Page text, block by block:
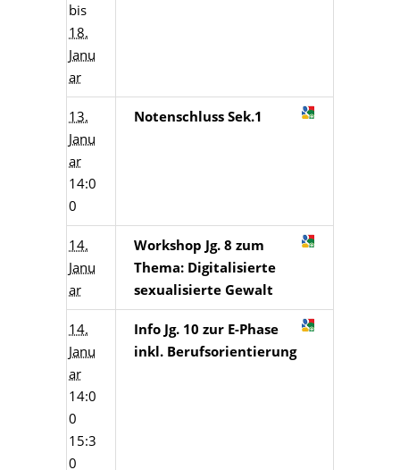
bis
18.
Janu
ar
13.
Janu
ar
14:0
0
Notenschluss Sek.1
14.
Janu
ar
Workshop Jg. 8 zum
Thema: Digitalisierte
sexualisierte Gewalt
14.
Janu
ar
14:0
0
15:3
0
Info Jg. 10 zur E-Phase
inkl. Berufsorientierung